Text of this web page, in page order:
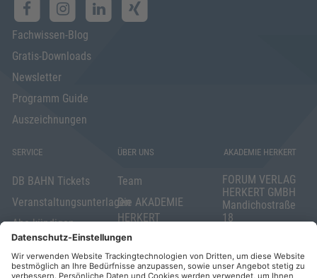
Fachwissen-Blog
Gratis-Downloads
Newsletter
Programm Guide
Auszeichnungen
SERVICE
DB BAHN Tickets
Veranstaltungsunterlagen
Abo kündigen
Widerrufsrecht
für Verbraucher
ÜBER UNS
Team
Die AKADEMIE
HERKERT
FORUM VERLAG
HERKERT
Kontakt
AKADEMIE HERKERT
FORUM VERLAG
HERKERT GMBH
Mandichostraße
18
Telefon: +49
(0)8233 381-123
Telefax: +49